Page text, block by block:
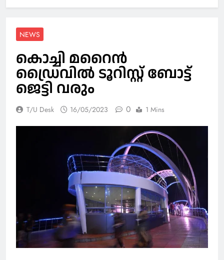
NEWS
കൊച്ചി മറൈന്‍
ഡ്രൈവില്‍ ടൂറിസ്റ്റ് ബോട്ട്
ജെട്ടി വരും
T/U Desk 16/05/2023 0 1 Mins